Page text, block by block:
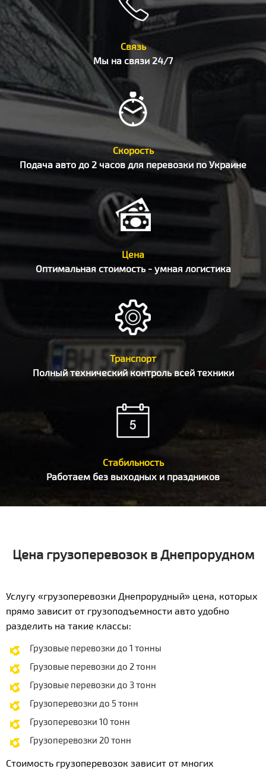
Связь
Мы на связи 24/7
Скорость
Подача авто до 2 часов для перевозки по Украине
Цена
Оптимальная стоимость - умная логистика
Транспорт
Полный технический контроль всей техники
Стабильность
Работаем без выходных и праздников
Цена грузоперевозок в Днепрорудном
Услугу «грузоперевозки Днепрорудный» цена, которых
прямо зависит от грузоподъемности авто удобно
разделить на такие классы:
Грузовые перевозки до 1 тонны
Грузовые перевозки до 2 тонн
Грузовые перевозки до 3 тонн
Грузоперевозки до 5 тонн
Грузоперевозки 10 тонн
Грузоперевозки 20 тонн
Стоимость грузоперевозок зависит от многих